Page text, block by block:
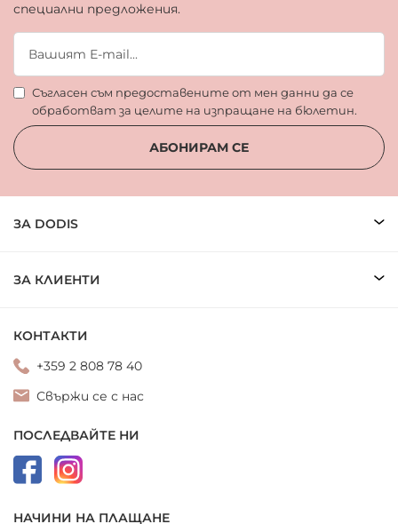
специални предложения.
Съгласен съм предоставените от мен данни да се
обработват за целите на изпращане на бюлетин.
АБОНИРАМ СЕ
ЗА DODIS
ЗА КЛИЕНТИ
КОНТАКТИ
+359 2 808 78 40
Свържи се с нас
ПОСЛЕДВАЙТЕ НИ
НАЧИНИ НА ПЛАЩАНЕ